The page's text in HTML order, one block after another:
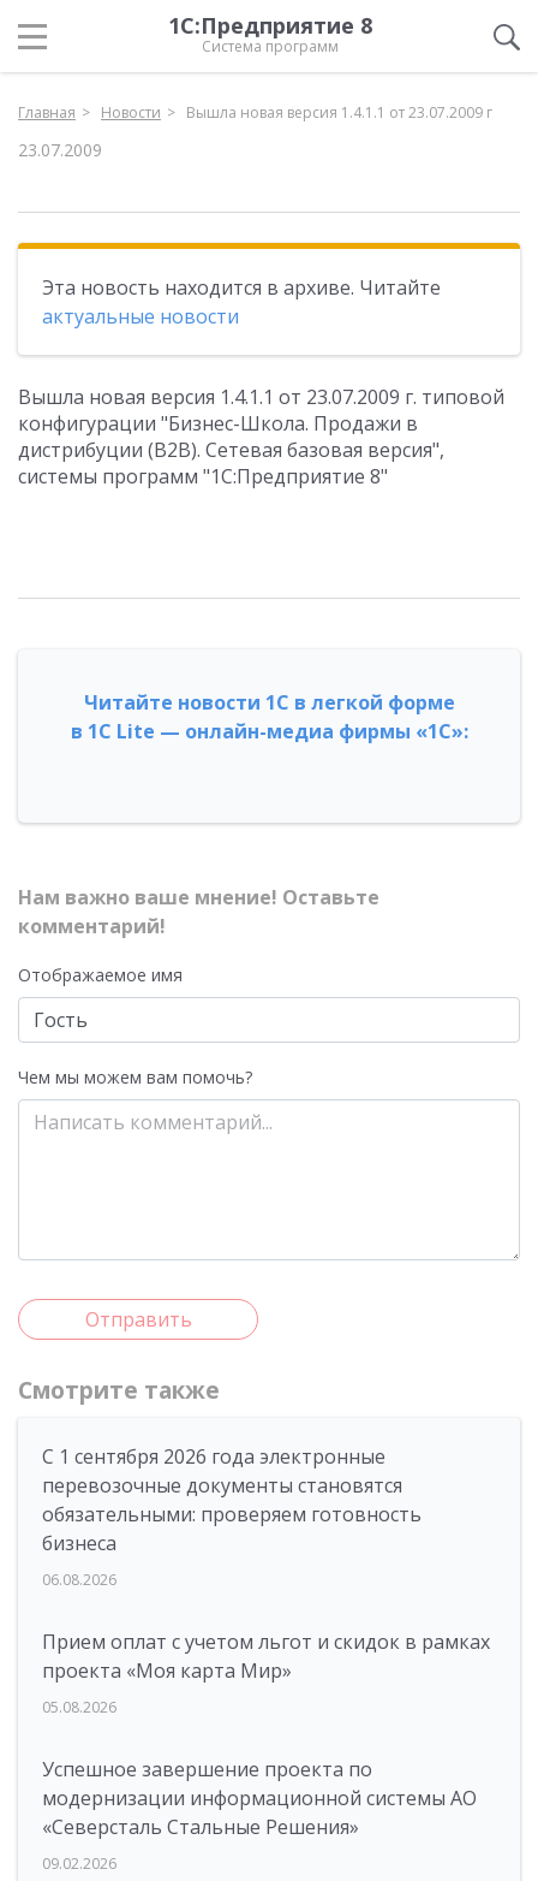
1С:Предприятие 8
Система программ
Главная Новости Вышла новая версия 1.4.1.1 от 23.07.2009 г
23.07.2009
Эта новость находится в архиве. Читайте
актуальные новости
Вышла новая версия 1.4.1.1 от 23.07.2009 г. типовой
конфигурации "Бизнес-Школа. Продажи в
дистрибуции (B2B). Сетевая базовая версия",
системы программ "1С:Предприятие 8"
Читайте новости 1С в легкой форме
в 1С Lite — онлайн-медиа фирмы «1С»:
Нам важно ваше мнение! Оставьте
комментарий!
Отображаемое имя
Чем мы можем вам помочь?
Отправить
Смотрите также
С 1 сентября 2026 года электронные
перевозочные документы становятся
обязательными: проверяем готовность
бизнеса
06.08.2026
Прием оплат с учетом льгот и скидок в рамках
проекта «Моя карта Мир»
05.08.2026
Успешное завершение проекта по
модернизации информационной системы АО
«Северсталь Стальные Решения»
09.02.2026